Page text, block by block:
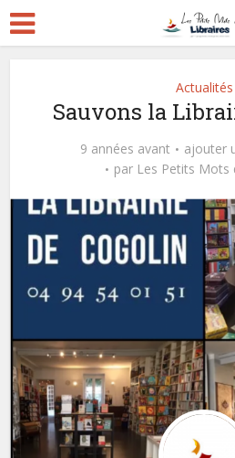
Actualités
Sauvons la
9 années avant
ajouter
par Les Petits Mots